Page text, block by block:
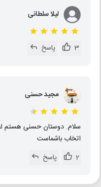
لیلا سلطانی
3 پاسخ
مجید حسنی
سلام. دوستان حسنی هستم
اتخاب باشماست
2
پاسخ